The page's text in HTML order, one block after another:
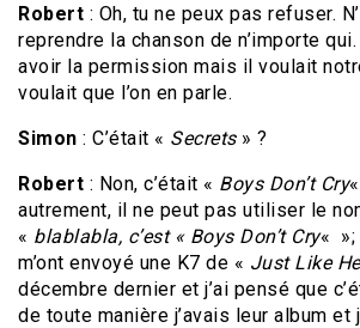
Robert : Oh, tu ne peux pas refuser.
reprendre la chanson de n’importe qui.
avoir la permission mais il voulait
voulait que l’on en parle.
Simon : C’était « Secrets» ?
Robert : Non, c’était « Boys Don’t Cry
autrement, il ne peut pas utiliser le
« blablabla, c’est « Boys Don’t Cry« »;
m’ont envoyé une K7 de « Just Like
décembre dernier et j’ai pensé que
de toute manière j’avais leur album et